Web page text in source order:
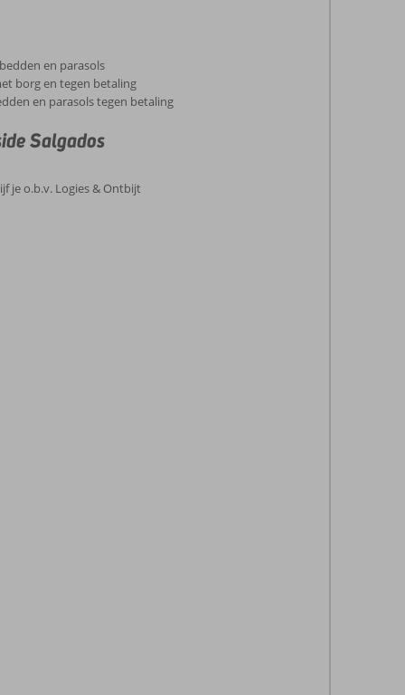
en parasols
borg en tegen betaling
en parasols tegen betaling
Salgados
je o.b.v. Logies & Ontbijt